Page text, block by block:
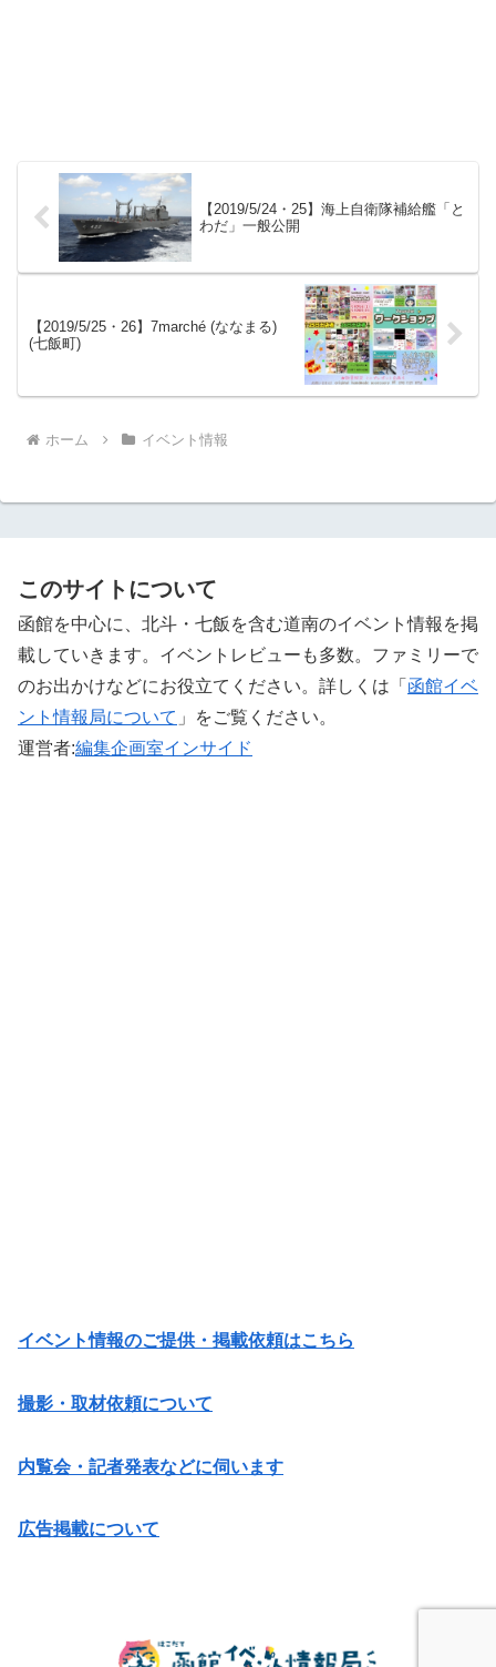
【2019/5/24・25】海上自衛隊補給艦「と
わだ」一般公開
【2019/5/25・26】7marché (ななまる)
(七飯町)
ホーム イベント情報
このサイトについて
函館を中心に、北斗・七飯を含む道南のイベント情報を掲
載していきます。イベントレビューも多数。ファミリーで
のお出かけなどにお役立てください。詳しくは「 函館イベ
ント情報局について 」をご覧ください。 ‎
運営者:編集企画室インサイド
イベント情報のご提供・掲載依頼はこちら
撮影・取材依頼について
内覧会・記者発表などに伺います
広告掲載について